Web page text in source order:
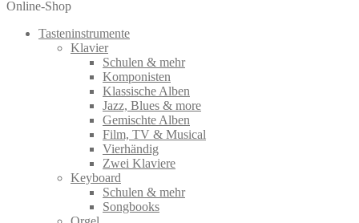
nach:
Online-Shop
Tasteninstrumente
Klavier
Schulen & mehr
Komponisten
Klassische Alben
Jazz, Blues & more
Gemischte Alben
Film, TV & Musical
Vierhändig
Zwei Klaviere
Keyboard
Schulen & mehr
Songbooks